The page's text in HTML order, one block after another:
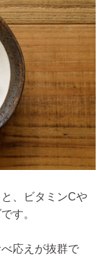
、ビタミンCや
す。
応えが抜群で